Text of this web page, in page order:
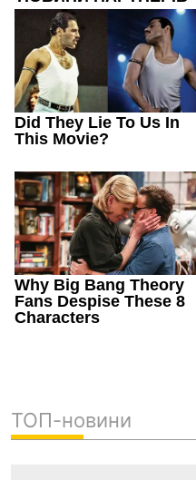
ТОП-новини